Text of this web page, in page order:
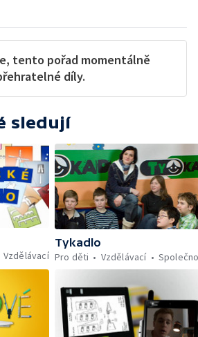
tento pořad momentálně
díly.
sledují
Vzdělávací
Tykadlo
Pro děti
Vzdělávací